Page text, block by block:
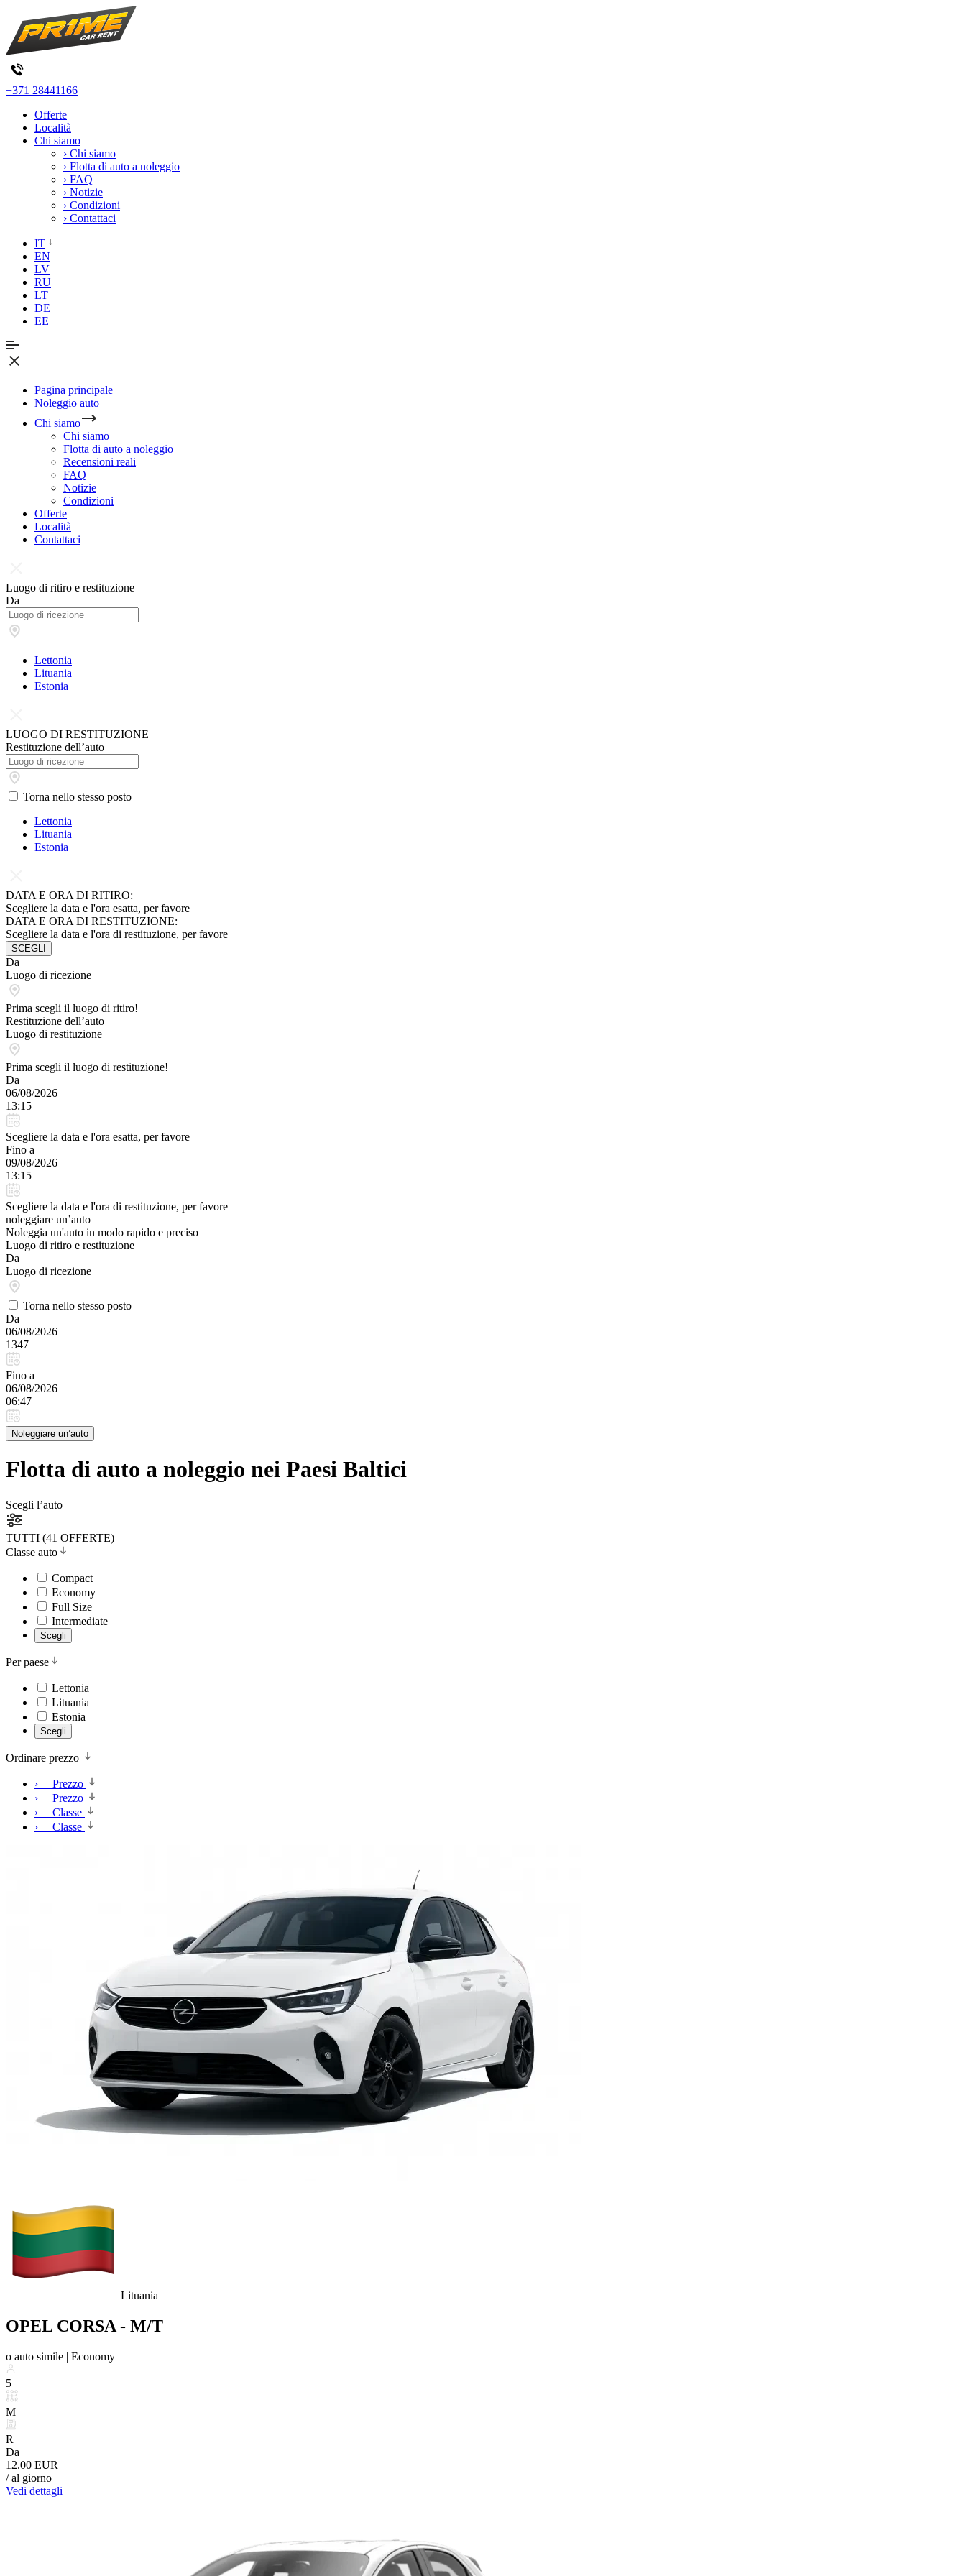
+371 28441166
Offerte
Località
Chi siamo
› Chi siamo
› Flotta di auto a noleggio
› FAQ
› Notizie
› Condizioni
› Contattaci
IT
EN
LV
RU
LT
DE
EE
Pagina principale
Noleggio auto
Chi siamo
Chi siamo
Flotta di auto a noleggio
Recensioni reali
FAQ
Notizie
Condizioni
Offerte
Località
Contattaci
Luogo di ritiro e restituzione
Da
Lettonia
Lituania
Estonia
LUOGO DI RESTITUZIONE
Restituzione dell’auto
Torna nello stesso posto
Lettonia
Lituania
Estonia
DATA E ORA DI RITIRO:
Scegliere la data e l'ora esatta, per favore
DATA E ORA DI RESTITUZIONE:
Scegliere la data e l'ora di restituzione, per favore
SCEGLI
Da
Luogo di ricezione
Prima scegli il luogo di ritiro!
Restituzione dell’auto
Luogo di restituzione
Prima scegli il luogo di restituzione!
Da
06/08/2026
13:15
Scegliere la data e l'ora esatta, per favore
Fino a
09/08/2026
13:15
Scegliere la data e l'ora di restituzione, per favore
noleggiare un’auto
Noleggia un'auto in modo rapido e preciso
Luogo di ritiro e restituzione
Da
Luogo di ricezione
Torna nello stesso posto
Da
06/08/2026
1347
Fino a
06/08/2026
06:47
Noleggiare un’auto
Flotta di auto a noleggio nei Paesi Baltici
Scegli l’auto
TUTTI (41 OFFERTE)
Classe auto
Compact
Economy
Full Size
Intermediate
Scegli
Per paese
Lettonia
Lituania
Estonia
Scegli
Ordinare prezzo
› Prezzo
› Prezzo
› Classe
› Classe
Lituania
OPEL CORSA - M/T
o auto simile | Economy
5
M
R
Da
12.00 EUR
/ al giorno
Vedi dettagli